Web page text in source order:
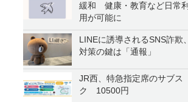
緩和 健康・教育など日常利
用が可能に
LINEに誘導されるSNS詐欺、
対策の鍵は「通報」
JR西、特急指定席のサブス
ク 10500円